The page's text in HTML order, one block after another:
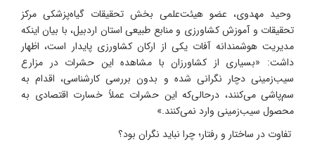
وحید مهدوی، عضو هیئت‌علمی بخش تحقیقات گیاه‌پزشکی مرکز
تحقیقات و آموزش کشاورزی و منابع طبیعی استان اردبیل، با بیان اینکه
مدیریت هوشمندانه آفات یکی از ارکان کشاورزی پایدار است، اظهار
داشت: «بسیاری از کشاورزان با مشاهده این حشرات در مزارع
سیب‌زمینی دچار نگرانی شده و بدون بررسی کارشناسی، اقدام به
سم‌پاشی می‌کنند، درحالی‌که این حشرات عملاً خسارت اقتصادی به
محصول سیب‌زمینی وارد نمی‌کنند.»
تفاوت در ساختار و رفتار؛ چرا نباید نگران بود؟